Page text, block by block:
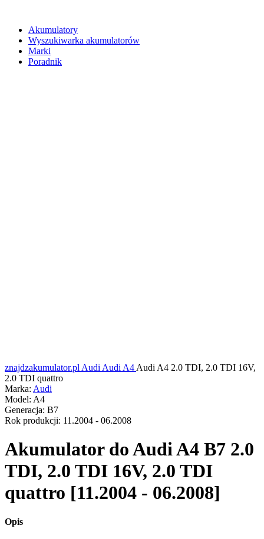
Akumulatory
Wyszukiwarka akumulatorów
Marki
Poradnik
znajdzakumulator.pl Audi Audi A4 Audi A4 2.0 TDI, 2.0 TDI 16V,
2.0 TDI quattro
Marka: Audi
Model: A4
Generacja: B7
Rok produkcji: 11.2004 - 06.2008
Akumulator doAudi A4 B7 2.0
TDI, 2.0 TDI 16V, 2.0 TDI
quattro [11.2004 - 06.2008]
Opis